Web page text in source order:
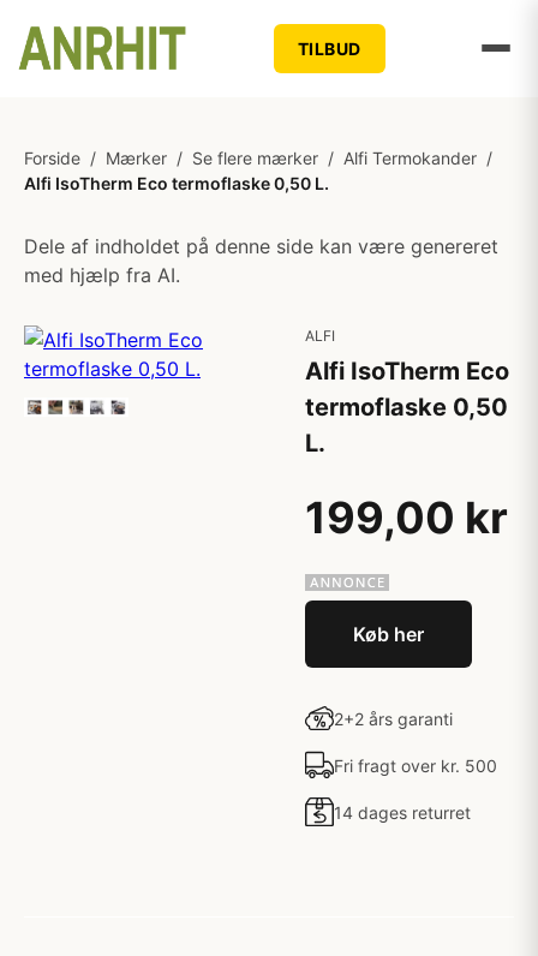
TILBUD
Forside / Mærker / Se flere mærker / Alfi Termokander /
Alfi IsoTherm Eco termoflaske 0,50 L.
Dele af indholdet på denne side kan være genereret
med hjælp fra AI.
ALFI
Alfi IsoTherm Eco
termoflaske 0,50
L.
199,00 kr
Køb her
2+2 års garanti
Fri fragt over kr. 500
14 dages returret